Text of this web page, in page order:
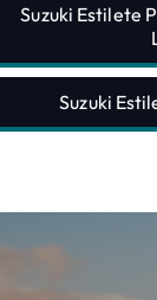
Suzuki Estilete
Suzuki